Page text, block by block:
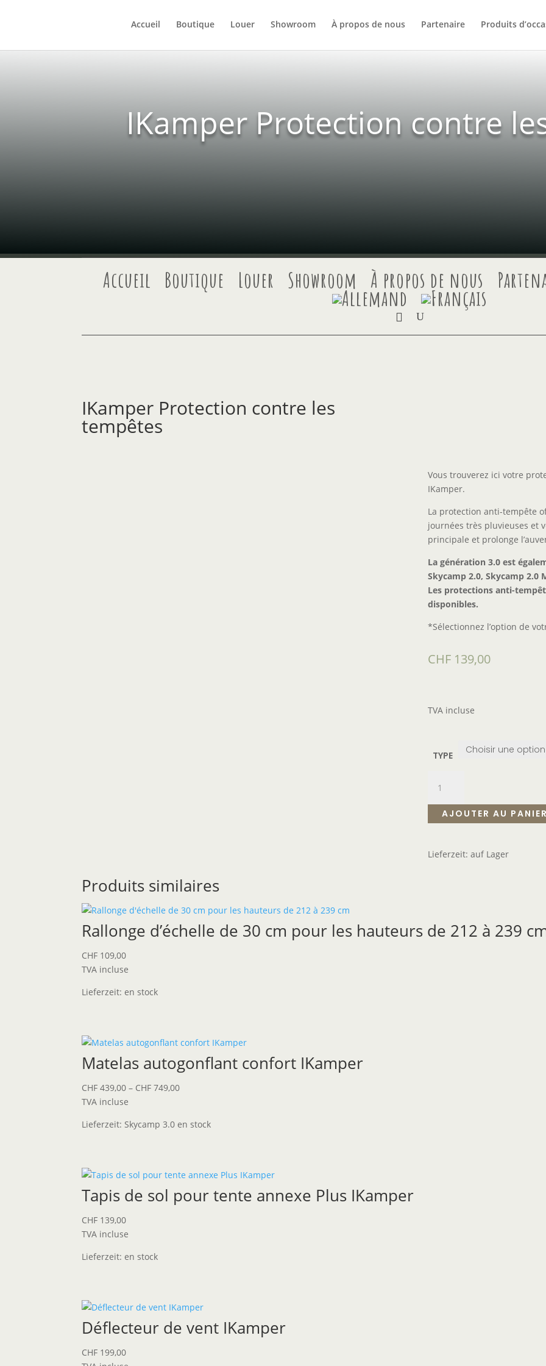
Accueil Boutique Louer Showroom À propos de nous Partenaire Produits
IKamper Protection contre
Accueil Boutique Louer Showroom À propos de nous
IKamper Protection contre les
tempêtes
Vous trouverez ici votre
IKamper.
La protection anti-tempête
journées très pluvieuses et
principale et prolonge
La génération 3.0 est
Skycamp 2.0, Skycamp 2.0
Les protections anti-
disponibles.
*Sélectionnez l’option de
CHF139,00
TVA incluse
TYPE
AJOUTER AU
Lieferzeit: auf Lager
Produits similaires
Rallonge d’échelle de 30 cm pour les hauteurs de 212 à 239
CHF 109,00
TVA incluse
Lieferzeit: en stock
Matelas autogonflant confort IKamper
CHF 439,00 – CHF 749,00
TVA incluse
Lieferzeit: Skycamp 3.0 en stock
Tapis de sol pour tente annexe Plus IKamper
CHF 139,00
TVA incluse
Lieferzeit: en stock
Déflecteur de vent IKamper
CHF 199,00